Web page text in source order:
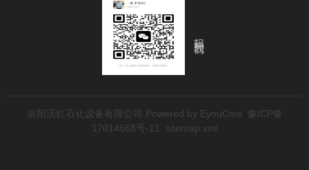
洛阳沃虹石化设备有限公司 Powered by EyouCms
豫ICP备
17014668号-11
sitemap.xml